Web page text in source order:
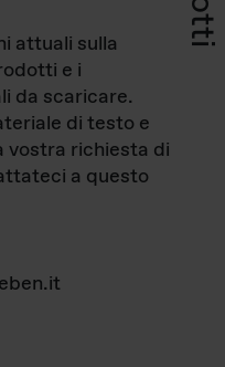
attuali sulla
e i
da scaricare.
di testo e
vostra richiesta di
a questo